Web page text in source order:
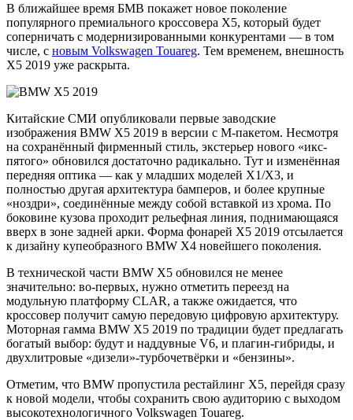
В ближайшее время БМВ покажет новое поколение
популярного премиального кроссовера X5, который будет
соперничать с модернизированными конкурентами — в том
числе, с новым Volkswagen Touareg. Тем временем, внешность
X5 2019 уже раскрыта.
Китайские СМИ опубликовали первые заводские
изображения BMW X5 2019 в версии c М-пакетом. Несмотря
на сохранённый фирменный стиль, экстерьер нового «икс-
пятого» обновился достаточно радикально. Тут и изменённая
передняя оптика — как у младших моделей X1/X3, и
полностью другая архитектура бамперов, и более крупные
«ноздри», соединённые между собой вставкой из хрома. По
боковине кузова проходит рельефная линия, поднимающаяся
вверх в зоне задней арки. Форма фонарей X5 2019 отсылается
к дизайну купеобразного BMW X4 новейшего поколения.
В технической части BMW X5 обновился не менее
значительно: во-первых, нужно отметить переезд на
модульную платформу CLAR, а также ожидается, что
кроссовер получит самую передовую цифровую архитектуру.
Моторная гамма BMW X5 2019 по традиции будет предлагать
богатый выбор: будут и наддувные V6, и плагин-гибриды, и
двухлитровые «дизели»-турбочетвёрки и «бензины».
Отметим, что BMW пропустила рестайлинг X5, перейдя сразу
к новой модели, чтобы сохранить свою аудиторию с выходом
высокотехнологичного Volkswagen Touareg.